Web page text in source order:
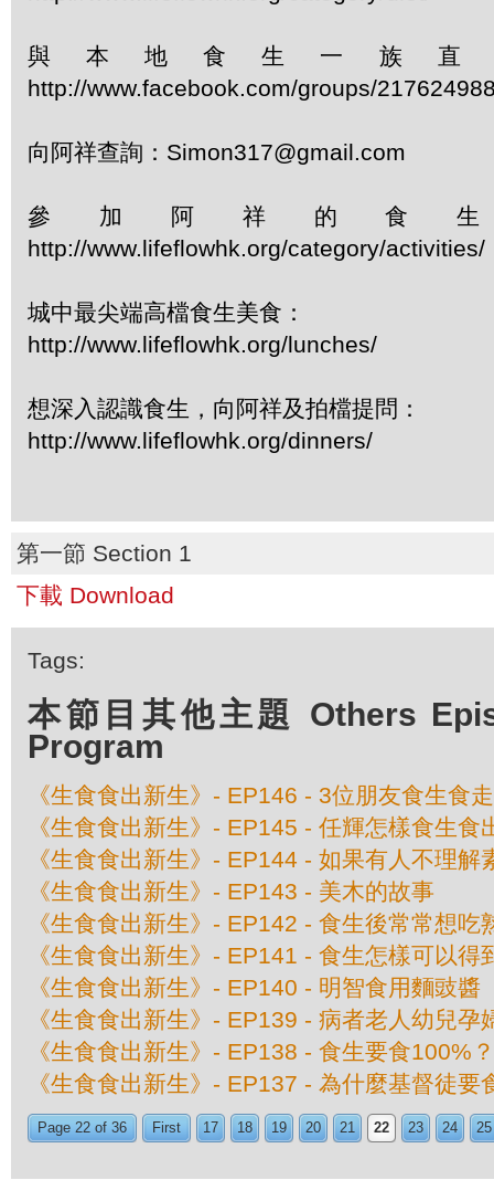
與本地食生一族直
http://www.facebook.com/groups/
向阿祥查詢： Simon317@gmail.com
參加阿祥的食
http://www.lifeflowhk.org/category/activities/
城中最尖端高檔食生美食：
http://www.lifeflowhk.org/lunches/
想深入認識食生，向阿祥及拍檔提問：
http://www.lifeflowhk.org/dinners/
第一節 Section 1
下載 Download
Tags:
本節目其他主題 Others
Program
《生食食出新生》- EP146 - 3位朋友食生食
《生食食出新生》- EP145 - 任輝怎樣食生食
《生食食出新生》- EP144 - 如果有人不理解
《生食食出新生》- EP143 - 美木的故事
《生食食出新生》- EP142 - 食生後常常想吃
《生食食出新生》- EP141 - 食生怎樣可以得
《生食食出新生》- EP140 - 明智食用麵豉醬
《生食食出新生》- EP139 - 病者老人幼兒孕
《生食食出新生》- EP138 - 食生要食100%？
《生食食出新生》- EP137 - 為什麼基督徒要
Page 22 of 36 First 17 18 19 20 21 22 23 24 25